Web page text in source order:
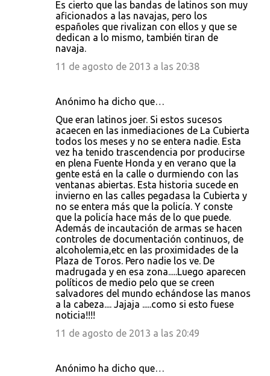
Es cierto que las bandas de latinos son muy
aficionados a las navajas, pero los
españoles que rivalizan con ellos y que se
dedican a lo mismo, también tiran de
navaja.
11 de agosto de 2013 a las 20:38
Anónimo ha dicho que…
Que eran latinos joer. Si estos sucesos
acaecen en las inmediaciones de La Cubierta
todos los meses y no se entera nadie. Esta
vez ha tenido trascendencia por producirse
en plena Fuente Honda y en verano que la
gente está en la calle o durmiendo con las
ventanas abiertas. Esta historia sucede en
invierno en las calles pegadasa la Cubierta y
no se entera más que la policía. Y conste
que la policía hace más de lo que puede.
Además de incautación de armas se hacen
controles de documentación continuos, de
alcoholemia,etc en las proximidades de la
Plaza de Toros. Pero nadie los ve. De
madrugada y en esa zona.....Luego aparecen
políticos de medio pelo que se creen
salvadores del mundo echándose las manos
a la cabeza.... Jajaja .....como si esto fuese
noticia!!!!
11 de agosto de 2013 a las 20:49
Anónimo ha dicho que…